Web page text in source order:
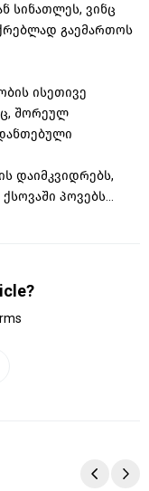
სინათლეს, ვინც
გაემართოს
ისეთივე
შორეულ
დაიმკვიდრებს,
პოვებს...